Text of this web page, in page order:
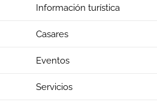
Información turística
Casares
Eventos
Servicios